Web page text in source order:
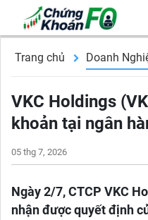
Trang chủ Doanh
VKC Holdings
khoản tại ngân
05 thg 7, 2026
Ngày 2/7, CTCP VKC
nhận được quyết định